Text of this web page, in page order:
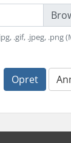
.gif, .jpeg, .png
Opret